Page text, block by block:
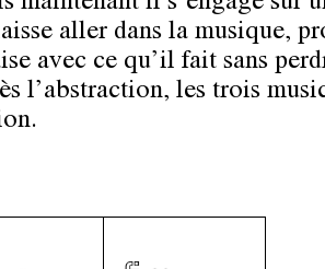
aller dans la musique,
avec ce qu’il fait sans
l’abstraction, les trois